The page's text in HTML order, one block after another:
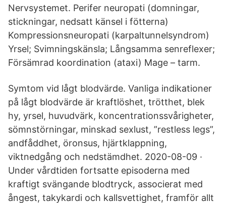
Nervsystemet. Perifer neuropati (domningar,
stickningar, nedsatt känsel i fötterna)
Kompressionsneuropati (karpaltunnelsyndrom)
Yrsel; Svimningskänsla; Långsamma senreflexer;
Försämrad koordination (ataxi) Mage – tarm.
Symtom vid lågt blodvärde. Vanliga indikationer
på lågt blodvärde är kraftlöshet, trötthet, blek
hy, yrsel, huvudvärk, koncentrationssvårigheter,
sömnstörningar, minskad sexlust, ”restless legs”,
andfåddhet, öronsus, hjärtklappning,
viktnedgång och nedstämdhet. 2020-08-09 ·
Under vårdtiden fortsatte episoderna med
kraftigt svängande blodtryck, associerat med
ångest, takykardi och kallsvettighet, framför allt